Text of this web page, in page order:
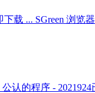
载 ... SGreen 浏览
公认的程序 -